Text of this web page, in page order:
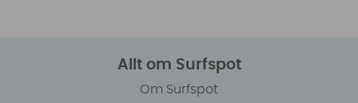
Allt om Surfspot
Om Surfspot